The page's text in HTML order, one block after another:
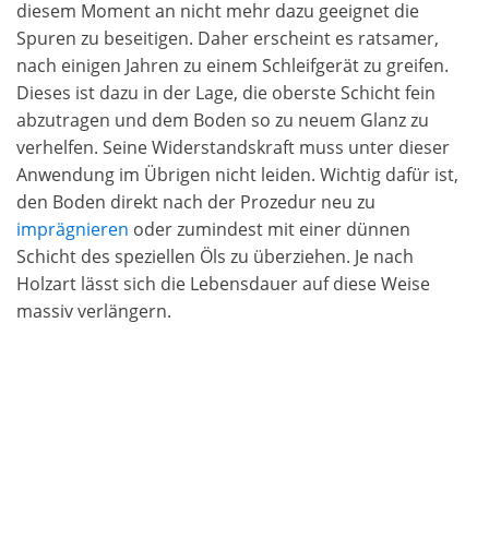
diesem Moment an nicht mehr dazu geeignet die
Spuren zu beseitigen. Daher erscheint es ratsamer,
nach einigen Jahren zu einem Schleifgerät zu greifen.
Dieses ist dazu in der Lage, die oberste Schicht fein
abzutragen und dem Boden so zu neuem Glanz zu
verhelfen. Seine Widerstandskraft muss unter dieser
Anwendung im Übrigen nicht leiden. Wichtig dafür ist,
den Boden direkt nach der Prozedur neu zu
imprägnieren oder zumindest mit einer dünnen
Schicht des speziellen Öls zu überziehen. Je nach
Holzart lässt sich die Lebensdauer auf diese Weise
massiv verlängern.